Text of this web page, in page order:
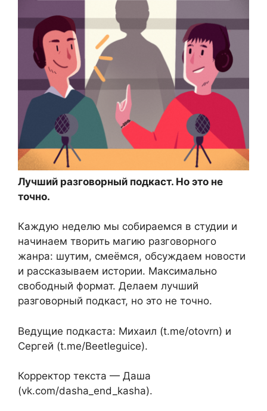
Лучший разговорный подкаст. Но это не
точно.
Каждую неделю мы собираемся в студии и
начинаем творить магию разговорного
жанра: шутим, смеёмся, обсуждаем новости
и рассказываем истории. Максимально
свободный формат. Делаем лучший
разговорный подкаст, но это не точно.
Ведущие подкаста: Михаил (t.me/otovrn) и
Сергей (t.me/Beetleguice).
Корректор текста — Даша
(vk.com/dasha_end_kasha).